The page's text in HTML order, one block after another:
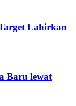
Lahirkan
Baru lewat